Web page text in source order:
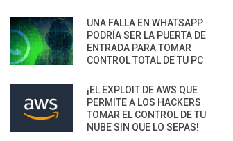
UNA FALLA EN WHATSAPP
PODRÍA SER LA PUERTA DE
ENTRADA PARA TOMAR
CONTROL TOTAL DE TU PC
¡EL EXPLOIT DE AWS QUE
PERMITE A LOS HACKERS
TOMAR EL CONTROL DE TU
NUBE SIN QUE LO SEPAS!